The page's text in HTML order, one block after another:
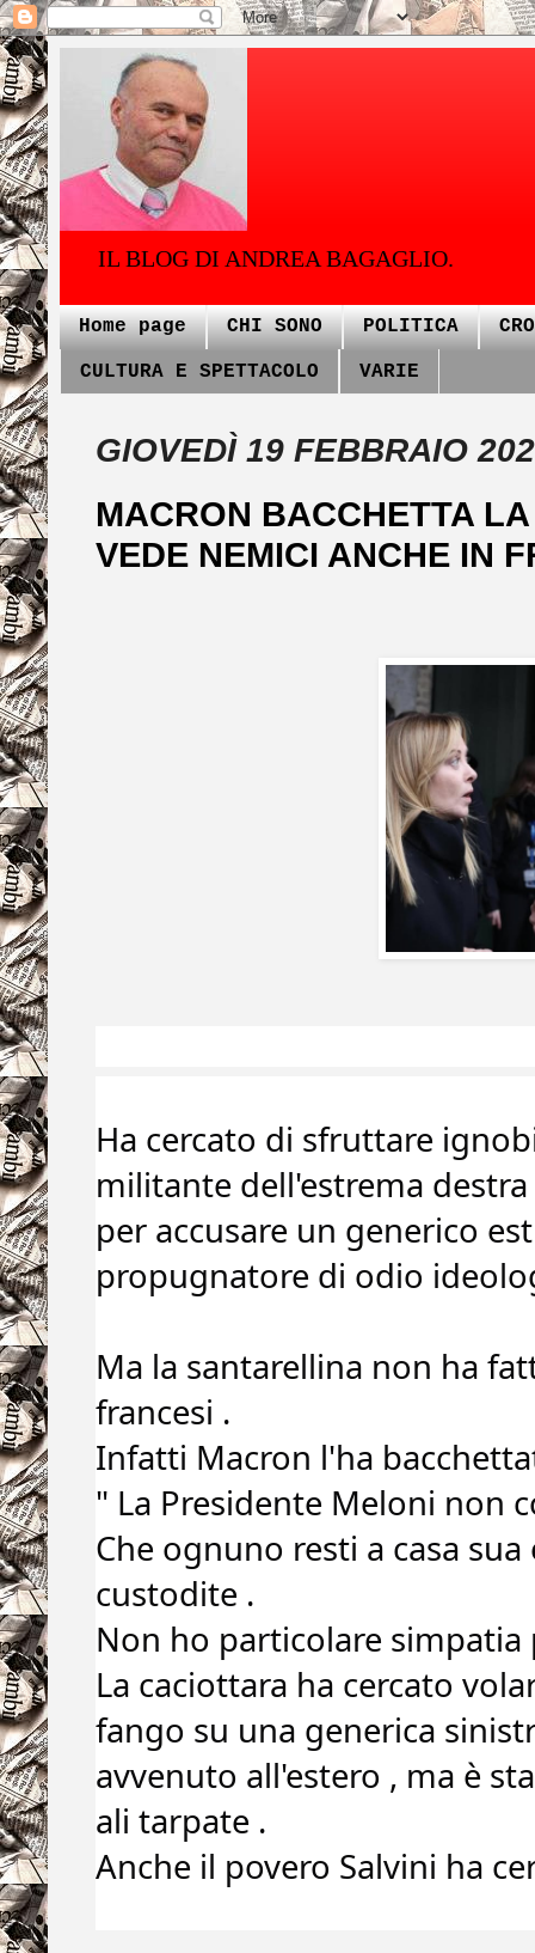
IL BLOG DI ANDREA BAGAGLIO.
Home page CHI SONO POLITICA
CULTURA E SPETTACOLO VARIE
GIOVEDÌ 19 FEBBRAIO
MACRON BACCHETTA
VEDE NEMICI ANCHE IN
Ha cercato di sfruttare
militante dell'estrema
per accusare un generico
propugnatore di odio
Ma la santarellina non ha
francesi .
Infatti Macron l'ha
" La Presidente Meloni non
Che ognuno resti a casa
custodite .
Non ho particolare simpatia
La caciottara ha cercato
fango su una generica
avvenuto all'estero , ma è
ali tarpate .
Anche il povero Salvini ha